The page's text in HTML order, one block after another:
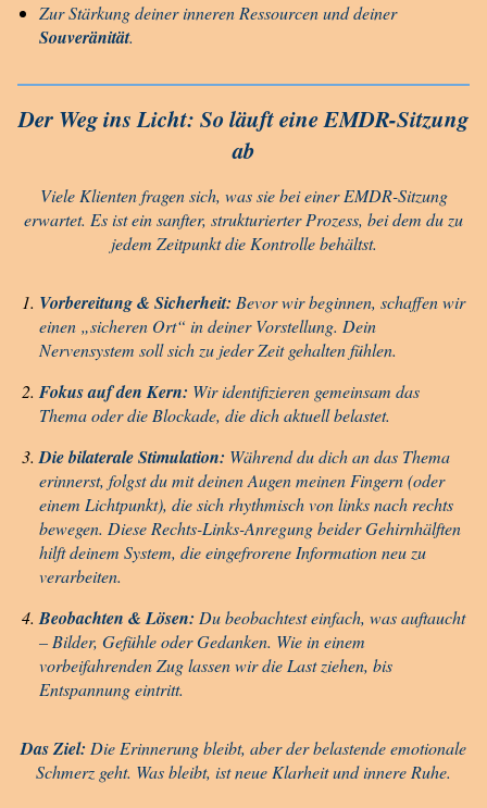
Zur Stärkung deiner inneren Ressourcen und deiner
Souveränität.
Der Weg ins Licht: So läuft eine EMDR-Sitzung
ab
Viele Klienten fragen sich, was sie bei einer EMDR-Sitzung
erwartet. Es ist ein sanfter, strukturierter Prozess, bei dem du zu
jedem Zeitpunkt die Kontrolle behältst.
Vorbereitung & Sicherheit: Bevor wir beginnen, schaffen wir
einen „sicheren Ort“ in deiner Vorstellung. Dein
Nervensystem soll sich zu jeder Zeit gehalten fühlen.
Fokus auf den Kern: Wir identifizieren gemeinsam das
Thema oder die Blockade, die dich aktuell belastet.
Die bilaterale Stimulation: Während du dich an das Thema
erinnerst, folgst du mit deinen Augen meinen Fingern (oder
einem Lichtpunkt), die sich rhythmisch von links nach rechts
bewegen. Diese Rechts-Links-Anregung beider Gehirnhälften
hilft deinem System, die eingefrorene Information neu zu
verarbeiten.
Beobachten & Lösen: Du beobachtest einfach, was auftaucht
– Bilder, Gefühle oder Gedanken. Wie in einem
vorbeifahrenden Zug lassen wir die Last ziehen, bis
Entspannung eintritt.
Das Ziel: Die Erinnerung bleibt, aber der belastende emotionale
Schmerz geht. Was bleibt, ist neue Klarheit und innere Ruhe.